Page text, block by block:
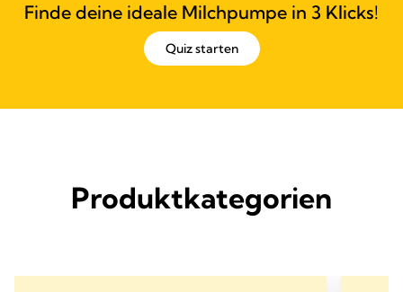
Finde deine ideale Milchpumpe in 3 Klicks!
Quiz starten
Produktkategorien